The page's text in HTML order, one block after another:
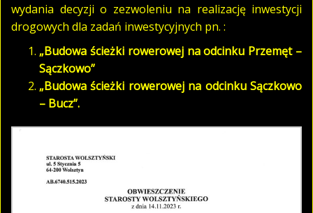
wydania decyzji o zezwoleniu na realizację inwestycji
drogowych dla zadań inwestycyjnych pn. :
„Budowa ścieżki rowerowej na odcinku Przemęt –
Sączkowo”
„Budowa ścieżki rowerowej na odcinku Sączkowo
– Bucz”.